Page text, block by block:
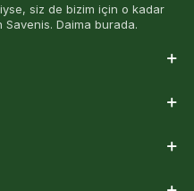
siz de bizim için o kadar
Daima burada.